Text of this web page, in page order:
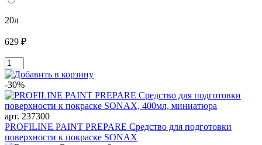
20л
629 ₽
-30%
арт. 237300
PROFILINE PAINT PREPARE Средство для подготовки
поверхности к покраске SONAX